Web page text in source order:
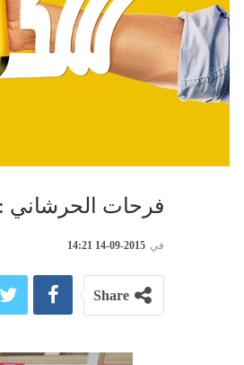
فرحات الحرشاني : كلفة
في 2015-09-14 14:21
Share